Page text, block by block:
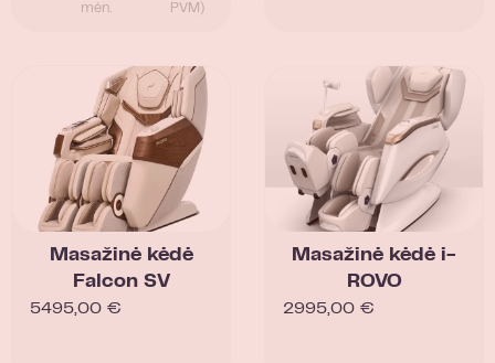
mėn.
PVM)
Masažinė kėdė
Falcon SV
5495,00 €
Masažinė kėdė i-
ROVO
2995,00 €